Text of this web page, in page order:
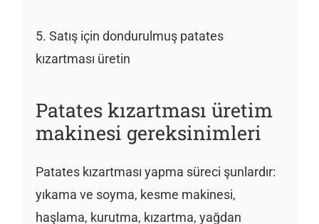
5. Satış için dondurulmuş patates
kızartması üretin
Patates kızartması üretim
makinesi gereksinimleri
Patates kızartması yapma süreci şunlardır:
yıkama ve soyma, kesme makinesi,
haşlama, kurutma, kızartma, yağdan